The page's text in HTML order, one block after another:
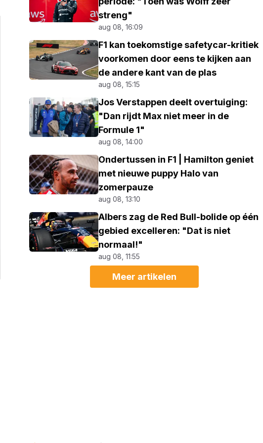
streng"
aug 08, 16:09
F1 kan toekomstige safetycar-kritiek
voorkomen door eens te kijken aan
de andere kant van de plas
aug 08, 15:15
Jos Verstappen deelt overtuiging:
"Dan rijdt Max niet meer in de
Formule 1"
aug 08, 14:00
Ondertussen in F1 | Hamilton geniet
met nieuwe puppy Halo van
zomerpauze
aug 08, 13:10
Albers zag de Red Bull-bolide op één
gebied excelleren: "Dat is niet
normaal!"
aug 08, 11:55
Meer artikelen